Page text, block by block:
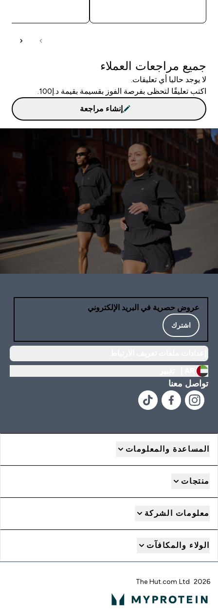
جميع مراجعات العملاء
لا يوجد حاليا أي تعليقات.
اكتب تعليقًا لتحظى بفرصة الفوز بقسيمة بقيمة د.إ100.
إنشاء مراجعة
عروض حصرية في البريد الإلكتروني
اشترك
تواصل معنا
المساعدة والمعلومات
منتجات
معلومات الشركة
الولاء والمكافآت
2026 The Hut.com Ltd